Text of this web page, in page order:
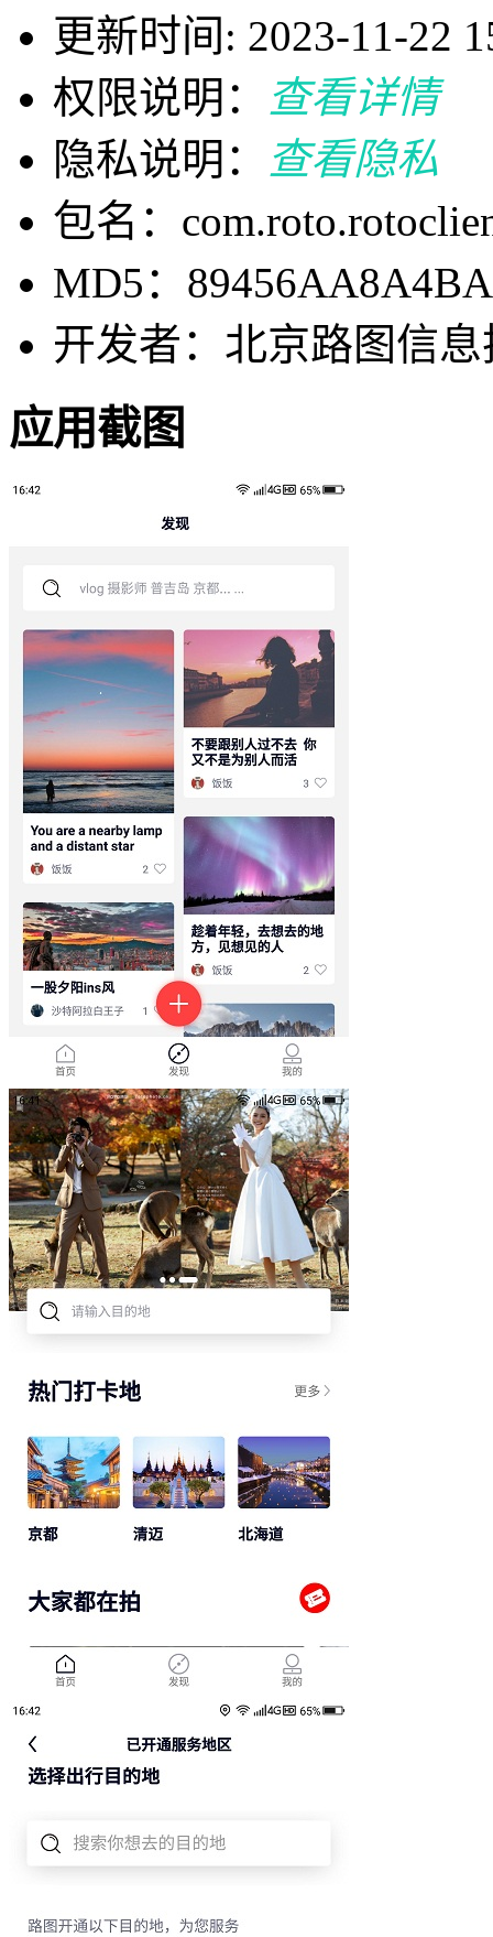
更新时间: 2023-11-22
权限说明：
查看详情
隐私说明：
查看隐私
包名：
MD5：
开发者：北京路图信
应用截图